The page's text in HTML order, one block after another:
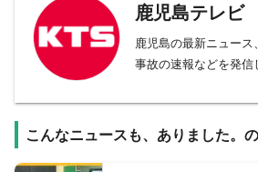
鹿児島テレビ
鹿児島の最新ニュー
事故の速報などを発信
こんなニュースも、ありました。